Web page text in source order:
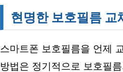
현명한 보호필름 교
스마트폰 보호필름을 언제
방법은 정기적으로 보호필